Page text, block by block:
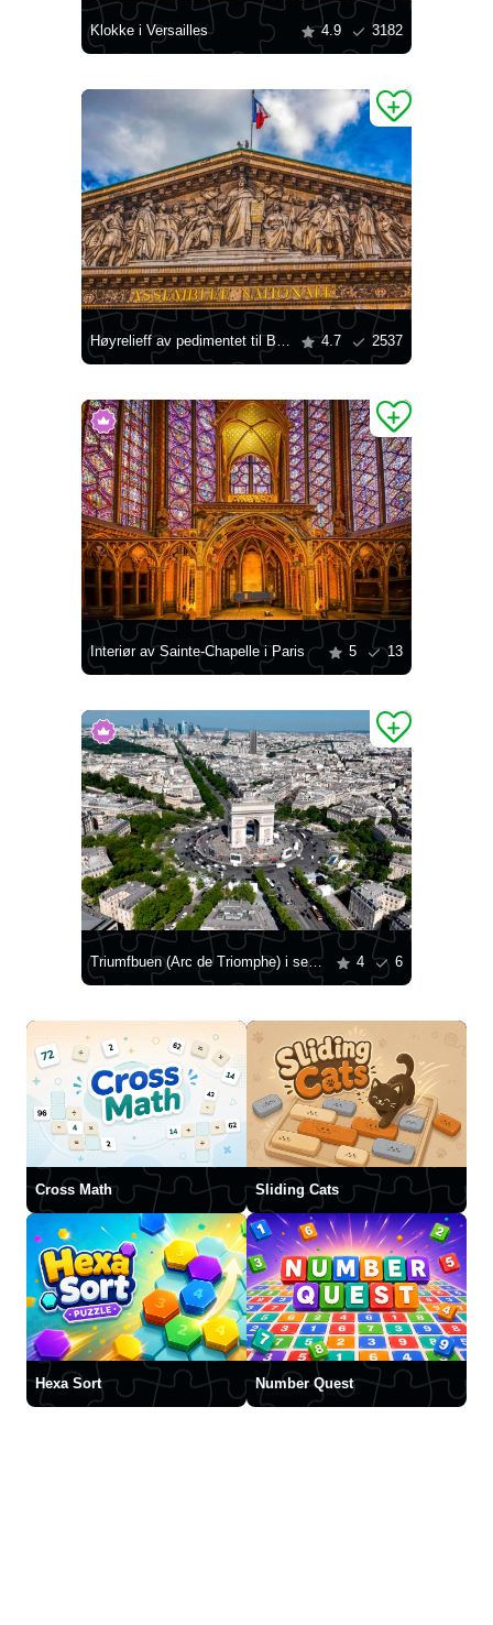
Klokke i Versailles 4.9 3182
Høyrelieff av pedimentet til Bourbon-palasset 4.7 2537
Interiør av Sainte-Chapelle i Paris 5 13
Triumfbuen (Arc de Triomphe) i sentrum av Charles de Gaulle-plassen 4 6
Cross Math Sliding Cats
Hexa Sort Number Quest